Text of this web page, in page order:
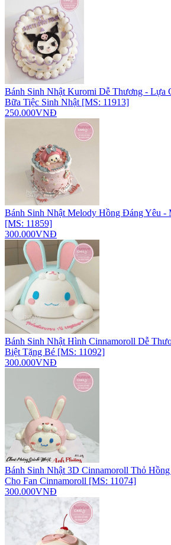
Bánh Sinh Nhật Kuromi Dễ Thương - Lựa
Bữa Tiệc Sinh Nhật [MS: 11913]
250.000VNĐ
Bánh Sinh Nhật Melody Hồng Đáng Yêu -
[MS: 11859]
300.000VNĐ
Bánh Sinh Nhật Hình Cinnamoroll Dễ
Biệt Tặng Bé [MS: 11092]
300.000VNĐ
Bánh Sinh Nhật 3D Cinnamoroll Thỏ
Cho Fan Cinnamoroll [MS: 11074]
300.000VNĐ